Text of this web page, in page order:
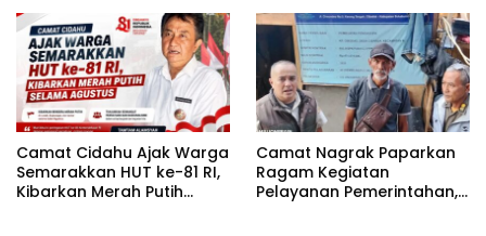
Camat Cidahu Ajak Warga
Semarakkan HUT ke-81 RI,
Kibarkan Merah Putih
Camat Nagrak Paparkan
Ragam Kegiatan
Pelayanan Pemerintahan,